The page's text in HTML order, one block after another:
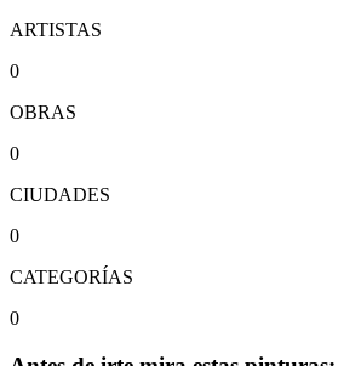
ARTISTAS
0
OBRAS
0
CIUDADES
0
CATEGORÍAS
0